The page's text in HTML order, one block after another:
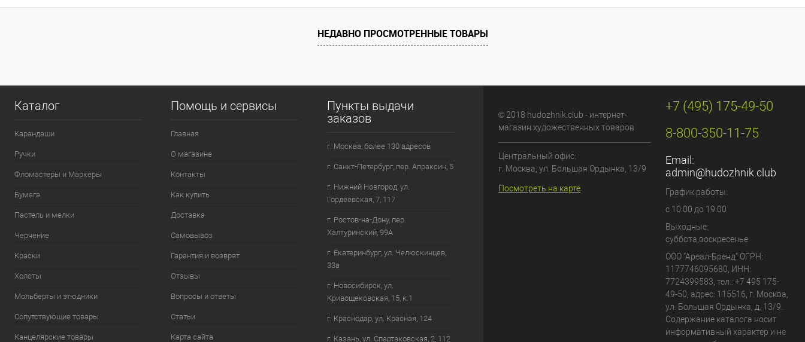
НЕДАВНО ПРОСМОТРЕННЫЕ ТОВАРЫ
Каталог
Карандаши
Ручки
Фломастеры и Маркеры
Бумага
Пастель и мелки
Черчение
Краски
Холсты
Мольберты и этюдники
Сопутствующие товары
Канцелярские товары
Помощь и сервисы
Главная
О магазине
Контакты
Как купить
Доставка
Самовывоз
Гарантия и возврат
Отзывы
Вопросы и ответы
Статьи
Карта сайта
Пункты выдачи
заказов
г. Москва, более 130 адресов
г. Санкт-Петербург, пер. Апраксин, 5
г. Нижний Новгород, ул.
Гордеевская, 7, 117
г. Ростов-на-Дону, пер.
Халтуринский, 99А
г. Екатеринбург, ул. Челюскинцев,
33а
г. Новосибирск, ул.
Кривощековская, 15, к.1
г. Краснодар, ул. Красная, 124
г. Казань, ул. Спартаковская, 2, 112
© 2018 hudozhnik.club - интернет-
магазин художественных товаров
Центральный офис:
г. Москва, ул. Большая Ордынка, 13/9
Посмотреть на карте
+7 (495) 175-49-50
8-800-350-11-75
Email:
admin@hudozhnik.club
График работы:
с 10:00 до 19:00
Выходные:
суббота,воскресенье
ООО "Ареал-Бренд" ОГРН:
1177746095680, ИНН:
7724399583, тел.: +7 495 175-
49-50, адрес: 115516, г. Москва,
ул. Большая Ордынка, д. 13/9.
Содержание каталога носит
информативный характер и не